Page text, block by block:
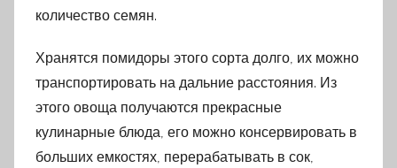
количество семян.
Хранятся помидоры этого сорта долго, их можно
транспортировать на дальние расстояния. Из
этого овоща получаются прекрасные
кулинарные блюда, его можно консервировать в
больших емкостях, перерабатывать в сок,